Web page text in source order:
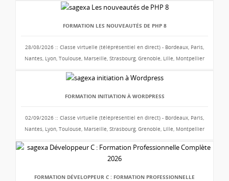
FORMATION LES NOUVEAUTÉS DE PHP 8
28/08/2026 :: Classe virtuelle (téléprésentiel en direct) - Bordeaux, Paris,
Nantes, Lyon, Toulouse, Marseille, Strasbourg, Grenoble, Lille, Montpellier
FORMATION INITIATION À WORDPRESS
02/09/2026 :: Classe virtuelle (téléprésentiel en direct) - Bordeaux, Paris,
Nantes, Lyon, Toulouse, Marseille, Strasbourg, Grenoble, Lille, Montpellier
FORMATION DÉVELOPPEUR C : FORMATION PROFESSIONNELLE